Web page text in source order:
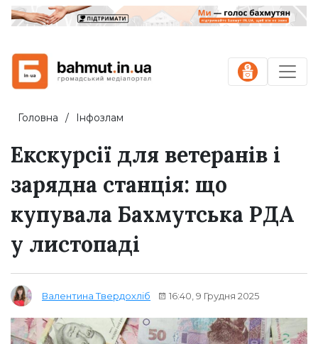
Головна Інфозлам
Екскурсії для ветеранів і
зарядна станція: що
купувала Бахмутська РДА
у листопаді
Валентина Твердохліб 16:40, 9 Грудня 2025